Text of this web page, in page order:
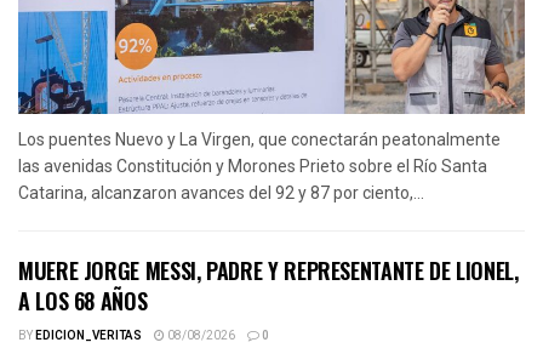
Los puentes Nuevo y La Virgen, que conectarán peatonalmente
las avenidas Constitución y Morones Prieto sobre el Río Santa
Catarina, alcanzaron avances del 92 y 87 por ciento,...
MUERE JORGE MESSI, PADRE Y REPRESENTANTE DE LIONEL,
A LOS 68 AÑOS
BYEDICION_VERITAS 08/08/2026 0